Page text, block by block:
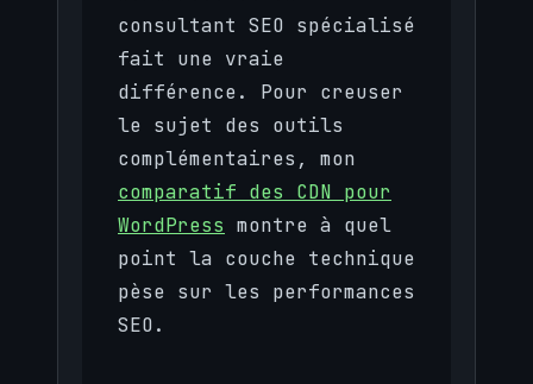
consultant SEO spécialisé
fait une vraie
différence. Pour creuser
le sujet des outils
complémentaires, mon
comparatif des CDN pour
WordPress montre à quel
point la couche technique
pèse sur les performances
SEO.